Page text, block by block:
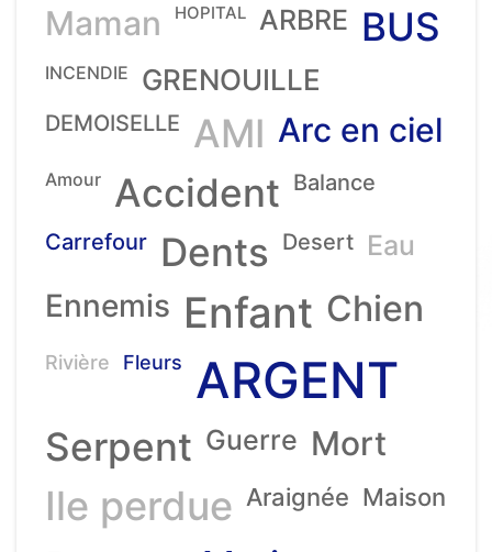
Maman HOPITAL ARBRE BUS
INCENDIE GRENOUILLE
DEMOISELLE AMI Arc en ciel
Amour Accident Balance
Carrefour Dents Desert Eau
Ennemis Enfant Chien
Rivière Fleurs ARGENT
Serpent Guerre Mort
Ile perdue Araignée Maison